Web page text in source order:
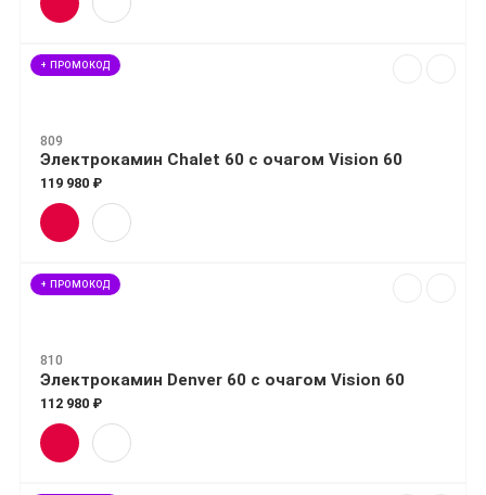
+ ПРОМОКОД
809
Электрокамин Chalet 60 с очагом Vision 60
119 980 ₽
+ ПРОМОКОД
810
Электрокамин Denver 60 с очагом Vision 60
112 980 ₽